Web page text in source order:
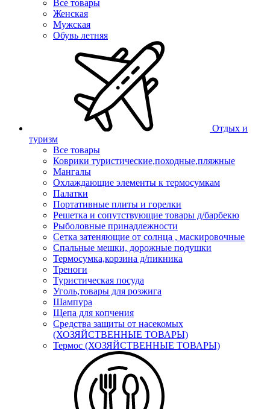
Все товары
Женская
Мужская
Обувь летняя
Отдых и
туризм
Все товары
Коврики туристические,походные,пляжные
Мангалы
Охлаждающие элементы к термосумкам
Палатки
Портативные плиты и горелки
Решетка и сопутствующие товары д/барбекю
Рыболовные принадлежности
Сетка затеняющие от солнца , маскировочные
Спальные мешки, дорожные подушки
Термосумка,корзина д/пикника
Треноги
Туристическая посуда
Уголь,товары для розжига
Шампура
Щепа для копчения
Средства защиты от насекомых
(ХОЗЯЙСТВЕННЫЕ ТОВАРЫ)
Термос (ХОЗЯЙСТВЕННЫЕ ТОВАРЫ)